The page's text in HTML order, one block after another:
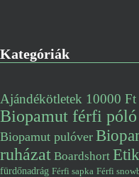
Kategóriák
Ajándékötletek 10000 Ft
Biopamut férfi póló
Biopamut pulóver
ruházat Boardshort
fürdőnadrág Férfi sapka Férfi